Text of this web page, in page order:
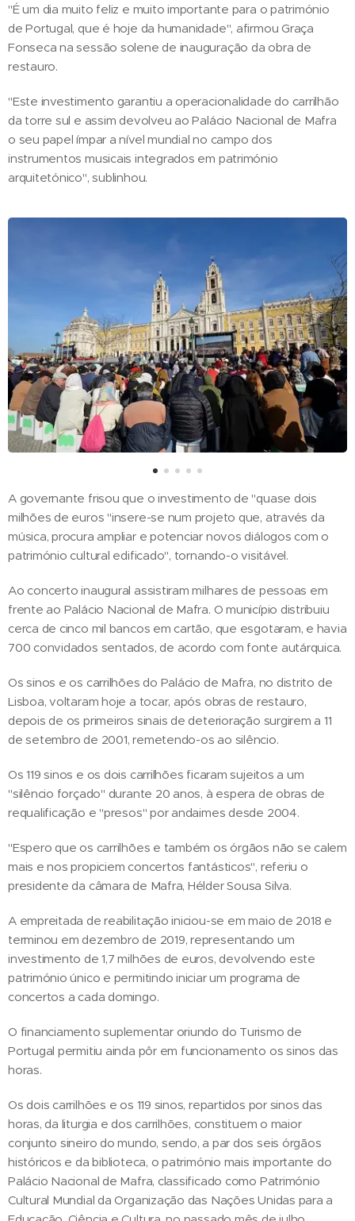
"É um dia muito feliz e muito importante para o património
de Portugal, que é hoje da humanidade", afirmou Graça
Fonseca na sessão solene de inauguração da obra de
restauro.
"Este investimento garantiu a operacionalidade do carrilhão
da torre sul e assim devolveu ao Palácio Nacional de Mafra
o seu papel ímpar a nível mundial no campo dos
instrumentos musicais integrados em património
arquitetónico", sublinhou.
A governante frisou que o investimento de "quase dois
milhões de euros "insere-se num projeto que, através da
música, procura ampliar e potenciar novos diálogos com o
património cultural edificado", tornando-o visitável.
Ao concerto inaugural assistiram milhares de pessoas em
frente ao Palácio Nacional de Mafra. O município distribuiu
cerca de cinco mil bancos em cartão, que esgotaram, e havia
700 convidados sentados, de acordo com fonte autárquica.
Os sinos e os carrilhões do Palácio de Mafra, no distrito de
Lisboa, voltaram hoje a tocar, após obras de restauro,
depois de os primeiros sinais de deterioração surgirem a 11
de setembro de 2001, remetendo-os ao silêncio.
Os 119 sinos e os dois carrilhões ficaram sujeitos a um
"silêncio forçado" durante 20 anos, à espera de obras de
requalificação e "presos" por andaimes desde 2004.
"Espero que os carrilhões e também os órgãos não se calem
mais e nos propiciem concertos fantásticos", referiu o
presidente da câmara de Mafra, Hélder Sousa Silva.
A empreitada de reabilitação iniciou-se em maio de 2018 e
terminou em dezembro de 2019, representando um
investimento de 1,7 milhões de euros, devolvendo este
património único e permitindo iniciar um programa de
concertos a cada domingo.
O financiamento suplementar oriundo do Turismo de
Portugal permitiu ainda pôr em funcionamento os sinos das
horas.
Os dois carrilhões e os 119 sinos, repartidos por sinos das
horas, da liturgia e dos carrilhões, constituem o maior
conjunto sineiro do mundo, sendo, a par dos seis órgãos
históricos e da biblioteca, o património mais importante do
Palácio Nacional de Mafra, classificado como Património
Cultural Mundial da Organização das Nações Unidas para a